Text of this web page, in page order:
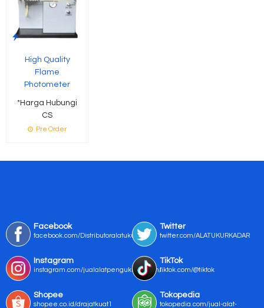
High Quality
Flame
Photometer
*Harga Hubungi
CS
Pre Order
Facebook
facebook.com/Distributoralatukur
Twitter
twitter.com/ALATUKURKADAR
Instagram
instagram.com/jualalatpengukurmurah/
TikTok
tiktok.com/@tiktok
Shopee
shopee.co.id/drajatkuat1
Tokopedia
tokopedia.com/jual-alat-